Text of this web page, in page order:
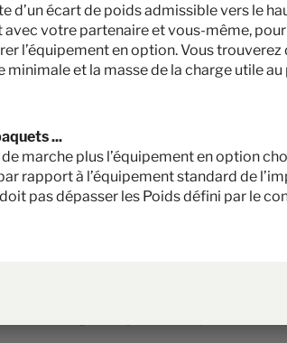
prix dans d'autres pays peuvent différer en raison
en vigueur dans votre pays.
la procédure de réception par type. En raison des
en ordre de marche sont autorisés par la loi
équipements en option, il s’agit d’une valeur
de l’équipement en option a pour but de
Hymer, est aussi réellement disponible pour la
révéler que, malgré la limitation de
alors, avant la livraison du véhicule, à
option. La masse en charge maximale
utile. Le poids supplémentaire mentionné pour les
sélectionnée ne doit pas dépasser la masse fixée
Hymer détermine le poids maximal
résulte de la charge utile plus élevée
obligatoires (par ex. 180 ch).
d’un écart de poids admissible vers le
votre partenaire et vous-même,
l’équipement en option. Vous
et la masse de la charge utile au
...
marche plus l’équipement en option
rapport à l’équipement standard de
pas dépasser les Poids défini par le